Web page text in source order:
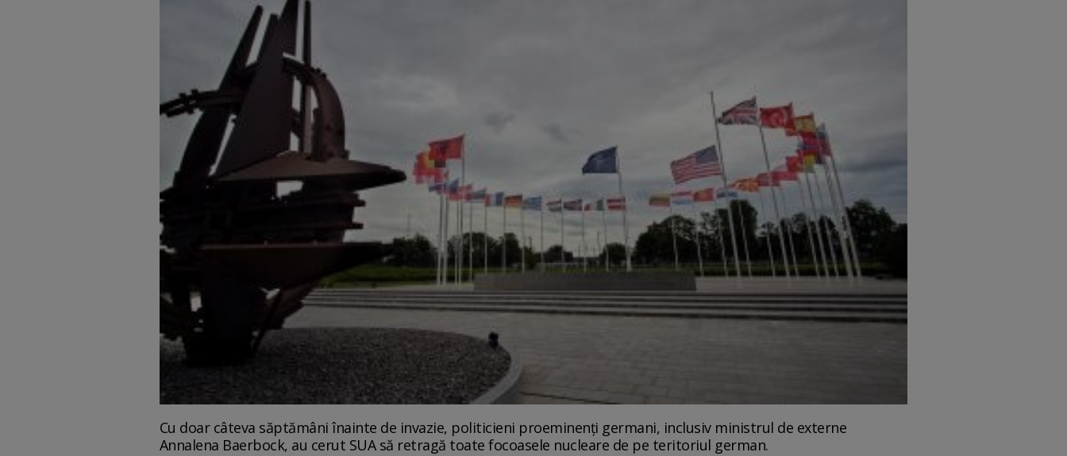
Cu doar câteva săptămâni înainte de invazie, politicieni proeminenți germani, inclusiv ministrul de externe
Annalena Baerbock, au cerut SUA să retragă toate focoasele nucleare de pe teritoriul german.